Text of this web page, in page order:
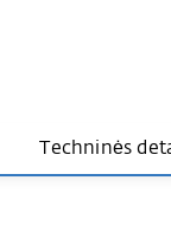
Techninės